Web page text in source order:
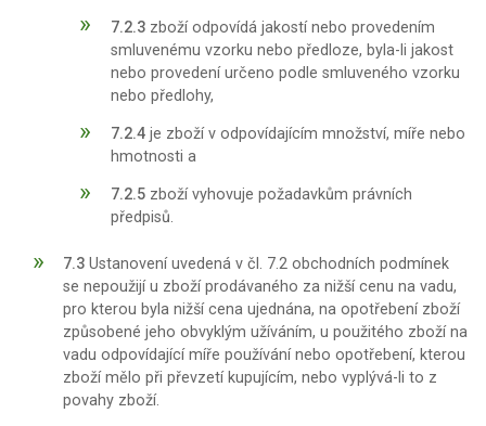
7.2.3zboží odpovídá jakostí nebo provedením
smluvenému vzorku nebo předloze, byla-li jakost
nebo provedení určeno podle smluveného vzorku
nebo předlohy,
7.2.4je zboží v odpovídajícím množství, míře nebo
hmotnosti a
7.2.5zboží vyhovuje požadavkům právních
předpisů.
7.3 Ustanovení uvedená v čl. 7.2 obchodních podmínek
se nepoužijí u zboží prodávaného za nižší cenu na vadu,
pro kterou byla nižší cena ujednána, na opotřebení zboží
způsobené jeho obvyklým užíváním, u použitého zboží na
vadu odpovídající míře používání nebo opotřebení, kterou
zboží mělo při převzetí kupujícím, nebo vyplývá-li to z
povahy zboží.